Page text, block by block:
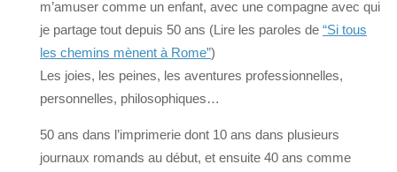
m’amuser comme un enfant, avec une compagne avec qui
je partage tout depuis 50 ans (Lire les paroles de “Si tous
les chemins mènent à Rome”)
Les joies, les peines, les aventures professionnelles,
personnelles, philosophiques…
50 ans dans l’imprimerie dont 10 ans dans plusieurs
journaux romands au début, et ensuite 40 ans comme